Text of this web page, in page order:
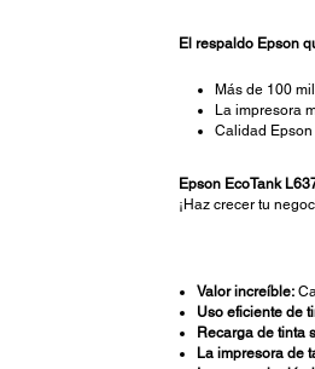
El respaldo Epson
Más de 100
La impresora
Calidad
Epson EcoTank
¡Haz crecer tu
Valor increíble:
Uso eficiente de
Recarga de tinta
La impresora de